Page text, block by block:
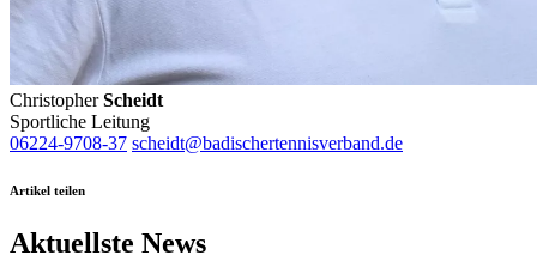
ChristopherScheidt
Sportliche Leitung
06224-9708-37 scheidt@badischertennisverband.de
Artikel teilen
Aktuellste News